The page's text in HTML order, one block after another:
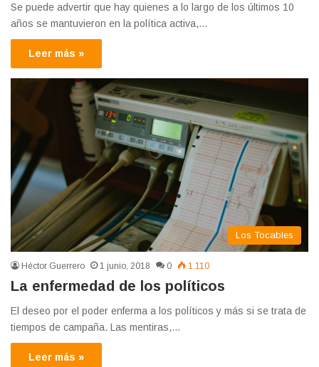
Se puede advertir que hay quienes a lo largo de los últimos 10
años se mantuvieron en la política activa,…
Leer más »
Los Tocables
Héctor Guerrero 1 junio, 2018 0 1.110
La enfermedad de los políticos
El deseo por el poder enferma a los políticos y más si se trata de
tiempos de campaña. Las mentiras,…
Leer más »